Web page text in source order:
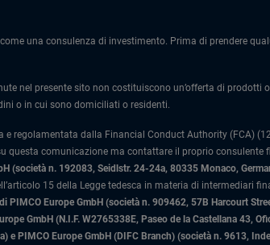
una consulenza di investimento. Prima di prendere
nel presente sito non costituiscono un’offerta di prodotti
o in cui sono domiciliati o residenti.
e regolamentata dalla Financial Conduct Authority (FCA)
comunicazione ma contattare il proprio
(società n. 192083, Seidlstr. 24-24a, 80335 Monaco,
15 della Legge tedesca in materia di intermediari
PIMCO Europe GmbH (società n. 909462, 57B Harcourt
GmbH (N.I.F. W2765338E, Paseo de la Castellana 43,
PIMCO Europe GmbH (DIFC Branch) (società n. 9613,